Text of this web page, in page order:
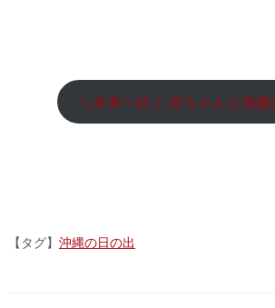
＼未来へ紡ぐ 赤ちゃんと泡盛
【タグ】 沖縄の日の出